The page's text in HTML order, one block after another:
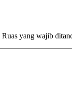
Ruas yang wajib